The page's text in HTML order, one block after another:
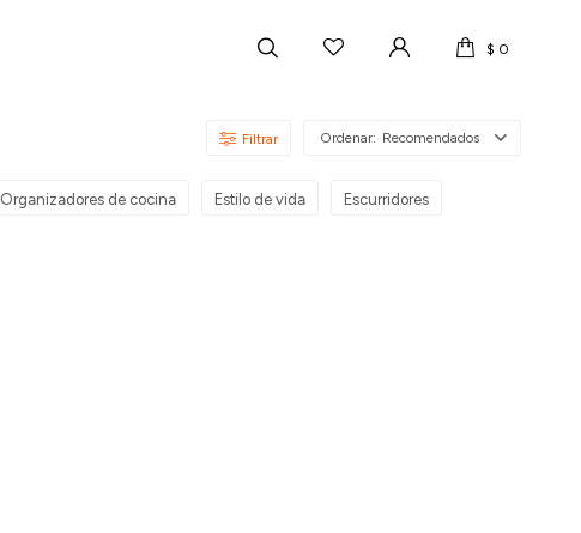
$ 0
Recomendados
Organizadores de cocina Estilo de vida
Escurridores